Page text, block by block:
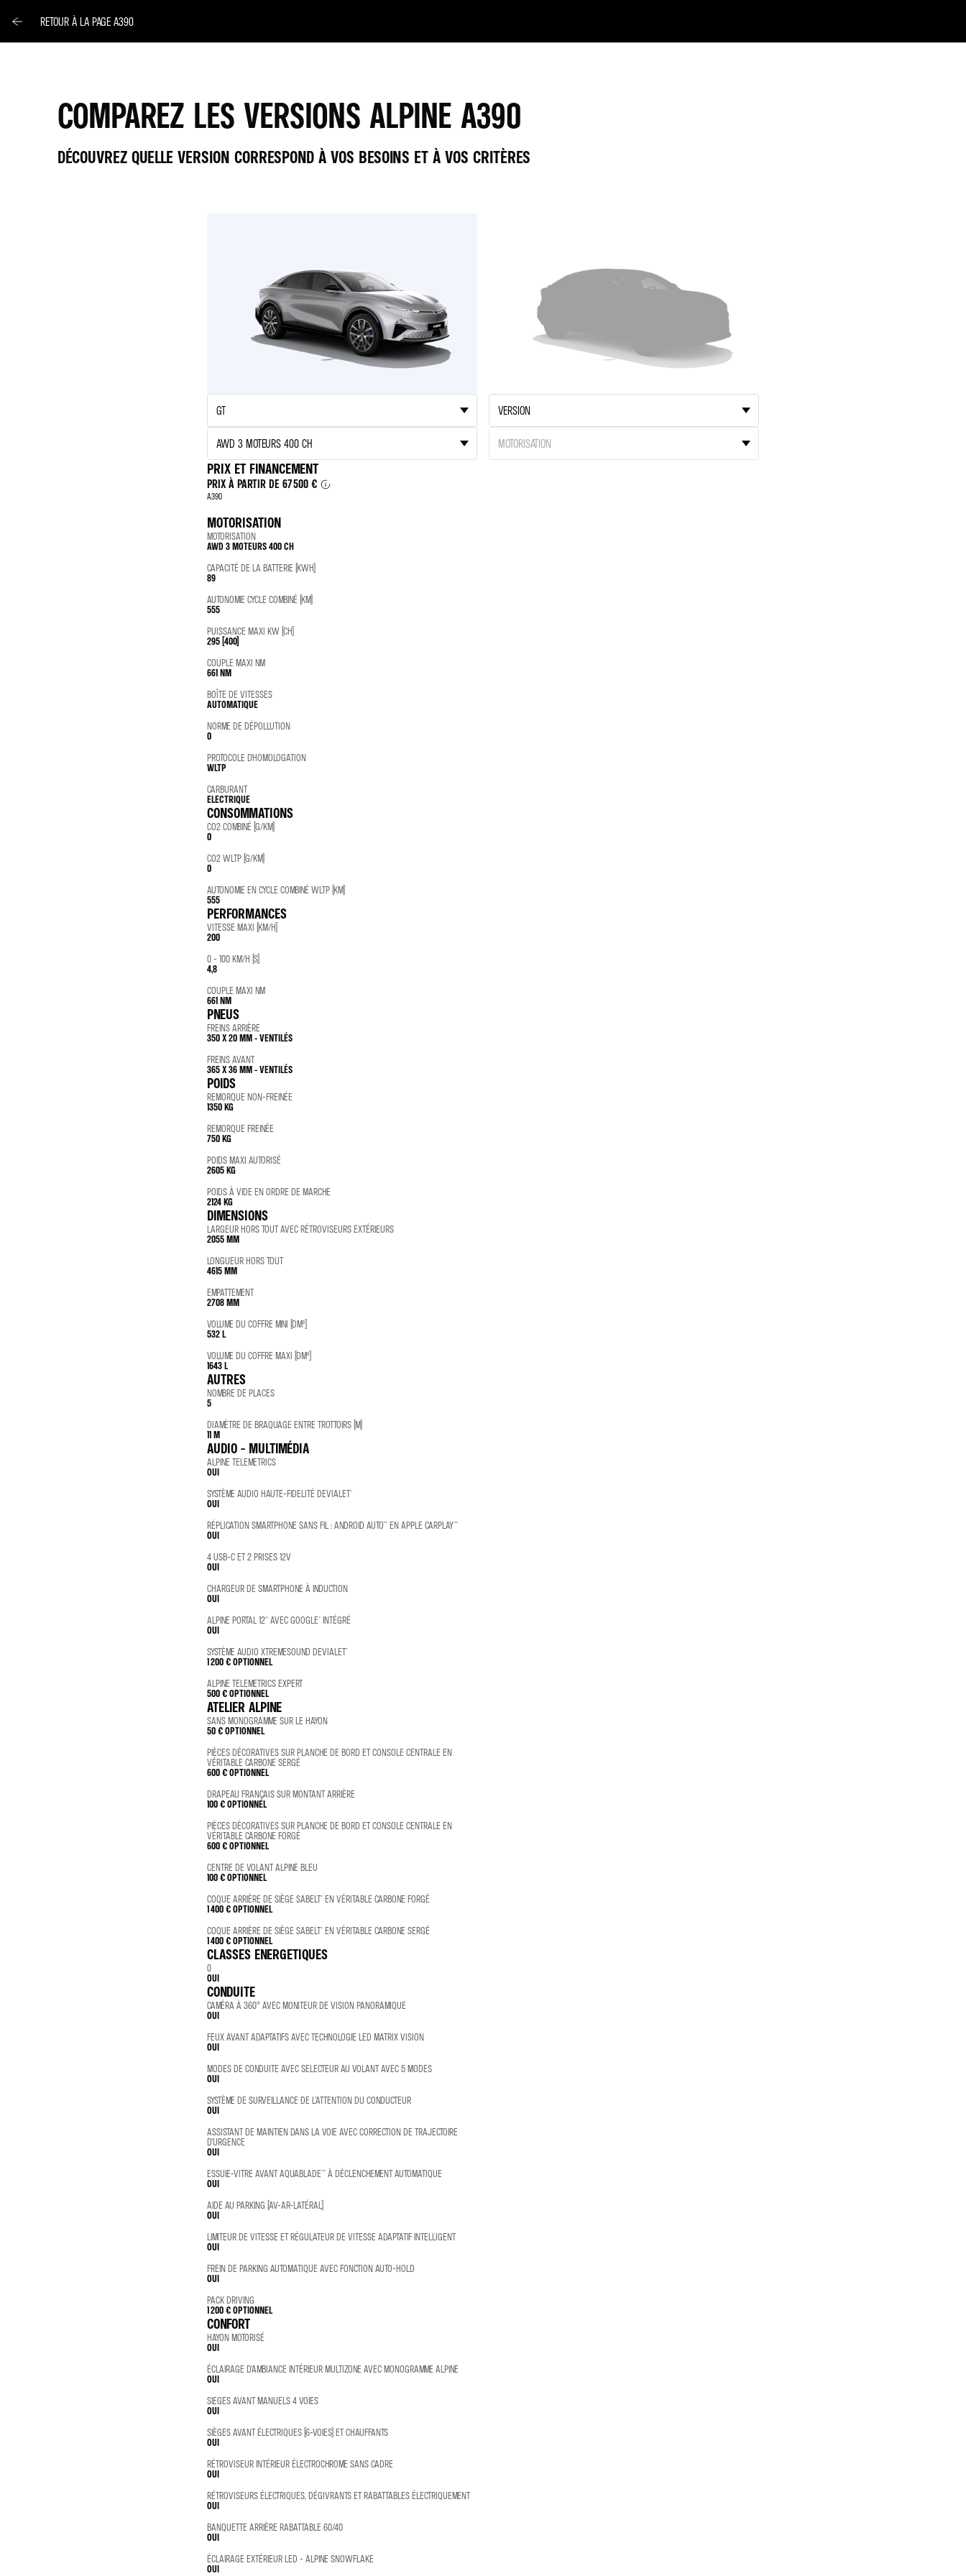
RETOUR À LA PAGE A390
COMPAREZ LES VERSIONS ALPINE A390
DÉCOUVREZ QUELLE VERSION CORRESPOND À VOS BESOINS ET À VOS CRITÈRES
PRIX ET FINANCEMENT
PRIX À PARTIR DE 67 500 €
A390
MOTORISATION
MOTORISATION
AWD 3 MOTEURS 400 CH
CAPACITÉ DE LA BATTERIE (KWH)
89
AUTONOMIE CYCLE COMBINÉ (KM)
555
PUISSANCE MAXI KW (CH)
295 (400)
COUPLE MAXI NM
661 NM
BOÎTE DE VITESSES
AUTOMATIQUE
NORME DE DÉPOLLUTION
0
PROTOCOLE D'HOMOLOGATION
WLTP
CARBURANT
ELECTRIQUE
CONSOMMATIONS
CO2 COMBINÉ (G/KM)
0
CO2 WLTP (G/KM)
0
AUTONOMIE EN CYCLE COMBINÉ WLTP (KM)
555
PERFORMANCES
VITESSE MAXI (KM/H)
200
0 - 100 KM/H (S)
4,8
COUPLE MAXI NM
661 NM
PNEUS
FREINS ARRIÈRE
350 X 20 MM - VENTILÉS
FREINS AVANT
365 X 36 MM - VENTILÉS
POIDS
REMORQUE NON-FREINÉE
1350 KG
REMORQUE FREINÉE
750 KG
POIDS MAXI AUTORISÉ
2605 KG
POIDS À VIDE EN ORDRE DE MARCHE
2124 KG
DIMENSIONS
LARGEUR HORS TOUT AVEC RÉTROVISEURS EXTÉRIEURS
2055 MM
LONGUEUR HORS TOUT
4615 MM
EMPATTEMENT
2708 MM
VOLUME DU COFFRE MINI (DM³)
532 L
VOLUME DU COFFRE MAXI (DM³)
1643 L
AUTRES
NOMBRE DE PLACES
5
DIAMÈTRE DE BRAQUAGE ENTRE TROTTOIRS (M)
11 M
AUDIO - MULTIMÉDIA
ALPINE TELEMETRICS
OUI
SYSTÈME AUDIO HAUTE-FIDELITÉ DEVIALET®
OUI
RÉPLICATION SMARTPHONE SANS FIL : ANDROID AUTO™ EN APPLE CARPLAY™
OUI
4 USB-C ET 2 PRISES 12V
OUI
CHARGEUR DE SMARTPHONE À INDUCTION
OUI
ALPINE PORTAL 12'' AVEC GOOGLE® INTÉGRÉ
OUI
SYSTÈME AUDIO XTREMESOUND DEVIALET®
1 200 €OPTIONNEL
ALPINE TELEMETRICS EXPERT
500 €OPTIONNEL
ATELIER ALPINE
SANS MONOGRAMME SUR LE HAYON
50 €OPTIONNEL
PIÈCES DÉCORATIVES SUR PLANCHE DE BORD ET CONSOLE CENTRALE EN
VÉRITABLE CARBONE SERGÉ
600 €OPTIONNEL
DRAPEAU FRANÇAIS SUR MONTANT ARRIÈRE
100 €OPTIONNEL
PIÈCES DÉCORATIVES SUR PLANCHE DE BORD ET CONSOLE CENTRALE EN
VÉRITABLE CARBONE FORGÉ
600 €OPTIONNEL
CENTRE DE VOLANT ALPINE BLEU
100 €OPTIONNEL
COQUE ARRIÈRE DE SIÈGE SABELT® EN VÉRITABLE CARBONE FORGÉ
1 400 €OPTIONNEL
COQUE ARRIÈRE DE SIÈGE SABELT® EN VÉRITABLE CARBONE SERGÉ
1 400 €OPTIONNEL
CLASSES ENERGETIQUES
0
OUI
CONDUITE
CAMÉRA À 360° AVEC MONITEUR DE VISION PANORAMIQUE
OUI
FEUX AVANT ADAPTATIFS AVEC TECHNOLOGIE LED MATRIX VISION
OUI
MODES DE CONDUITE AVEC SELECTEUR AU VOLANT AVEC 5 MODES
OUI
SYSTÈME DE SURVEILLANCE DE L’ATTENTION DU CONDUCTEUR
OUI
ASSISTANT DE MAINTIEN DANS LA VOIE AVEC CORRECTION DE TRAJECTOIRE
D’URGENCE
OUI
ESSUIE-VITRE AVANT AQUABLADE™ À DÉCLENCHEMENT AUTOMATIQUE
OUI
AIDE AU PARKING (AV-AR-LATÉRAL)
OUI
LIMITEUR DE VITESSE ET RÉGULATEUR DE VITESSE ADAPTATIF INTELLIGENT
OUI
FREIN DE PARKING AUTOMATIQUE AVEC FONCTION AUTO-HOLD
OUI
PACK DRIVING
1 200 €OPTIONNEL
CONFORT
HAYON MOTORISÉ
OUI
ÉCLAIRAGE D’AMBIANCE INTÉRIEUR MULTIZONE AVEC MONOGRAMME ALPINE
OUI
SIEGES AVANT MANUELS 4 VOIES
OUI
SIÈGES AVANT ÉLECTRIQUES (6-VOIES) ET CHAUFFANTS
OUI
RÉTROVISEUR INTÉRIEUR ÉLECTROCHROME SANS CADRE
OUI
RÉTROVISEURS ÉLECTRIQUES, DÉGIVRANTS ET RABATTABLES ÉLECTRIQUEMENT
OUI
BANQUETTE ARRIÈRE RABATTABLE 60/40
OUI
ÉCLAIRAGE EXTÉRIEUR LED - ALPINE SNOWFLAKE
OUI